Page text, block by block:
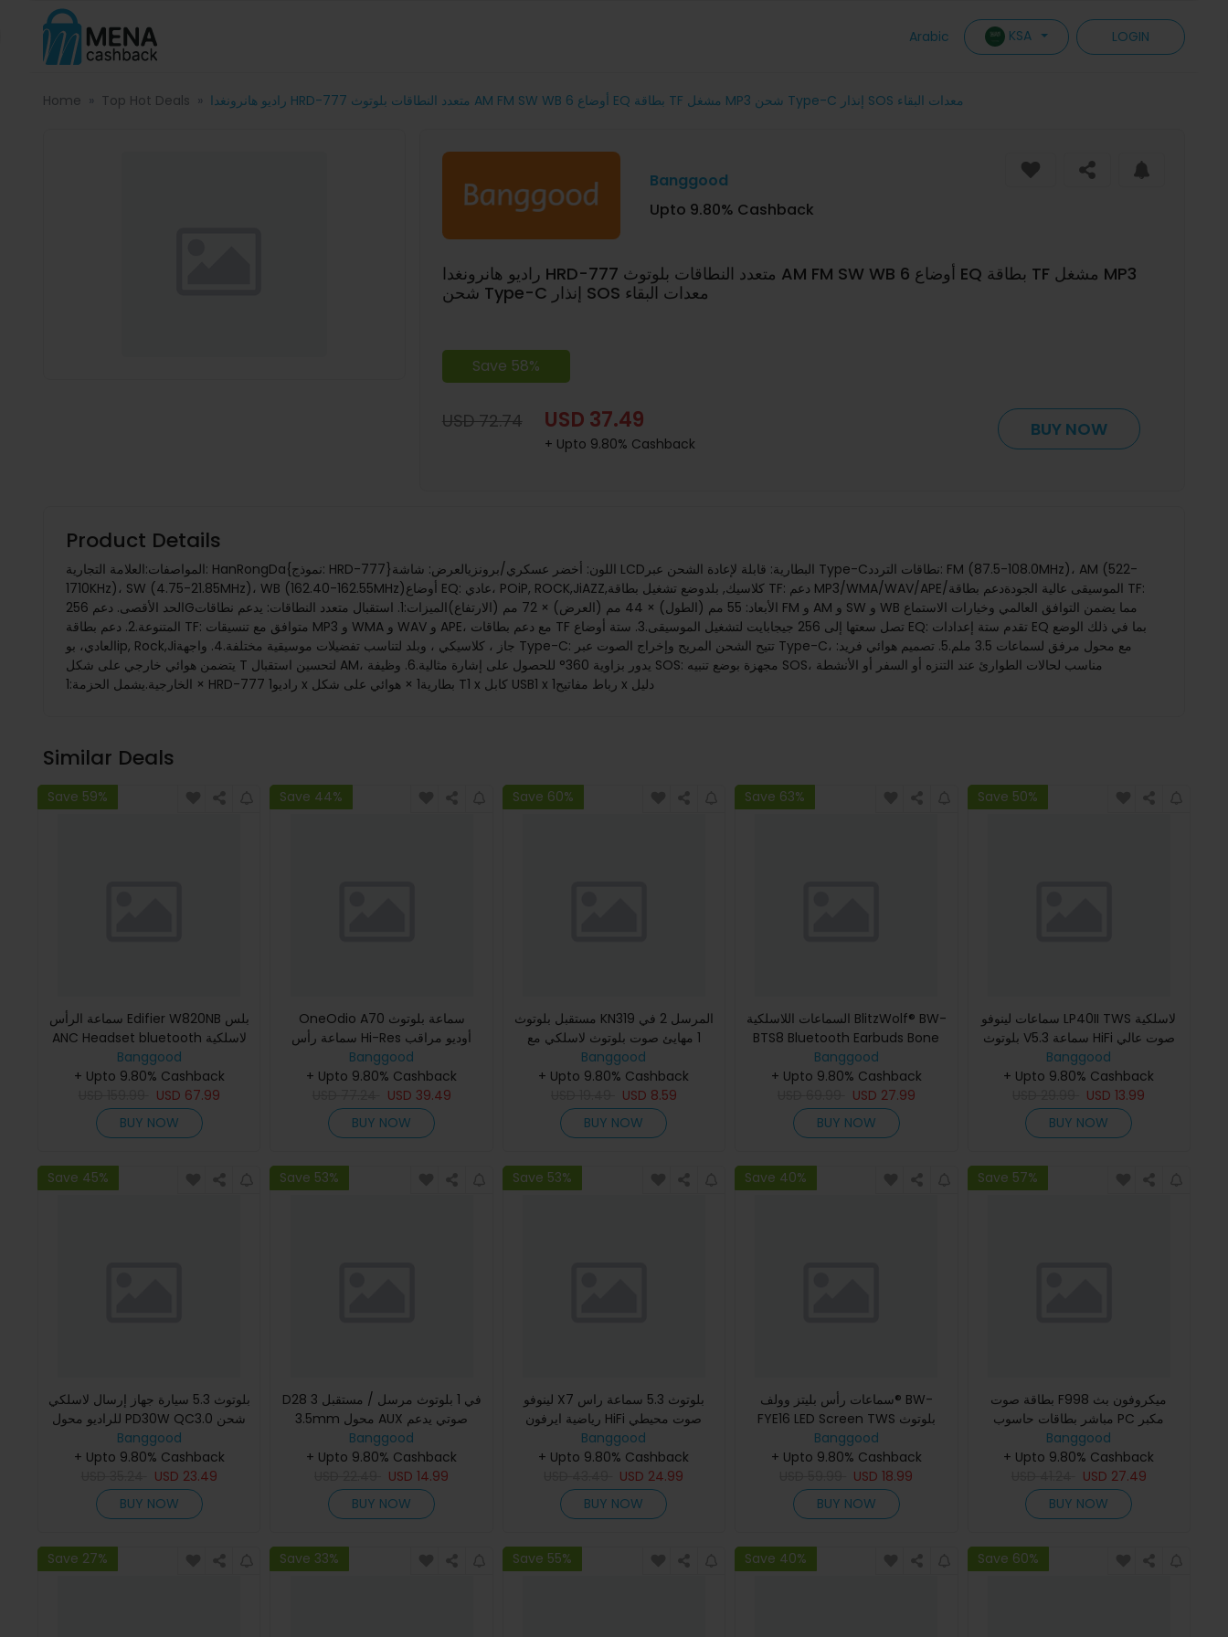
Arabic KSA LOGIN
Home Top Hot Deals راديو هانرونغدا HRD-777 متعدد النطاقات بلوتوث AM FM SW WB 6 أوضاع EQ بطاقة TF مشغل MP3 شحن Type-C إنذار SOS معدات البقاء
Banggood
Upto 9.80% Cashback
راديو هانرونغدا HRD-777 متعدد النطاقات بلوتوث AM FM SW WB 6 أوضاع EQ بطاقة TF مشغل MP3
شحن Type-C إنذار SOS معدات البقاء
Save 58%
USD 72.74 USD 37.49
+ Upto 9.80% Cashback
BUY NOW
Product Details
المواصفات:العلامة التجارية: HanRongDa{نموذج: HRD-777}اللون: أخضر عسكري/برونزيالعرض: شاشة LCDالبطارية: قابلة لإعادة الشحن عبر Type-Cنطاقات التردد: FM (87.5-108.0MHz)، AM (522-
1710KHz)، SW (4.75-21.85MHz)، WB (162.40-162.55MHz)أوضاع EQ: عادي، POiP, ROCK,JiAZZ,كلاسيك, بلدوضع تشغيل بطاقة TF: دعم MP3/WMA/WAV/APE/الموسيقى عالية الجودةدعم بطاقة TF:
الحد الأقصى. دعم 256Gالأبعاد: 55 مم (الطول) × 44 مم (العرض) × 72 مم (الارتفاع)الميزات:1. استقبال متعدد النطاقات: يدعم نطاقات FM و AM و SW و WB مما يضمن التوافق العالمي وخيارات الاستماع
المتنوعة.2. دعم بطاقة TF: متوافق مع تنسيقات MP3 و WMA و WAV و APE، مع دعم بطاقات TF تصل سعتها إلى 256 جيجابايت لتشغيل الموسيقى.3. ستة أوضاع EQ: تقدم ستة إعدادات EQ بما في ذلك الوضع
العادي، بوip, Rock,Jiجاز ، كلاسيكي ، وبلد لتناسب تفضيلات موسيقية مختلفة.4. واجهة Type-C: تتيح الشحن المريح وإخراج الصوت عبر Type-C، مع محول مرفق لسماعات 3.5 ملم.5. تصميم هوائي فريد:
يتضمن هوائي خارجي على شكل T لتحسين استقبال AM، يدور بزاوية 360° للحصول على إشارة مثالية.6. وظيفة SOS: مجهزة بوضع تنبيه SOS، مناسب لحالات الطوارئ عند التنزه أو السفر أو الأنشطة
الخارجية.يشمل الحزمة:1 × HRD-777 راديو1 x بطارية1 × هوائي على شكل T1 x كابل USB1 x رباط مفاتيح1 x دليل
Similar Deals
Save 59%
سماعة الرأس Edifier W820NB بلس
ANC Headset bluetooth لاسلكية
سماعة ضوضاء نشطة Hi-Res ستيريو
مزدوج LADC Codec سماعات منخف
Banggood
+ Upto 9.80% Cashback
USD 67.99
BUY NOW
Save 44%
OneOdio A70 سماعة بلوتوث
سماعة رأس Hi-Res أوديو مراقب
استوديو محترف سماعات DJ سماعات
3.5 ملم و 6.35 ملم سماعة رأس
لاسلكي
Banggood
+ Upto 9.80% Cashback
USD 39.49
BUY NOW
Save 60%
مستقبل بلوتوث KN319 المرسل 2 في
1 مهايئ صوت بلوتوث لاسلكي مع
التلفزيون السيارة والكمبيوتر الش
Banggood
+ Upto 9.80% Cashback
USD 8.59
BUY NOW
Save 63%
السماعات اللاسلكية BlitzWolf® BW-
BTS8 Bluetooth Earbuds Bone
Conduction الشامل فيها 32
جيجابايت ذاكرة IPX8 مضادة للماء و
Banggood
+ Upto 9.80% Cashback
USD 27.99
BUY NOW
Save 50%
سماعات لينوفو LP40II TWS لاسلكية
بلوتوث V5.3 سماعة HiFi صوت عالي
الجودة للمكالمات الموسيقى الرياضية
سماعات الرأس المحمول
Banggood
+ Upto 9.80% Cashback
USD13.99
BUY NOW
Save 45%
بلوتوث 5.3 سيارة جهاز إرسال لاسلكي
للراديو محول PD30W QC3.0 شحن
سريع للسيارة MP3 U قرص مشغل
موسيقى HiFi ملحقات
Banggood
+ Upto 9.80% Cashback
USD 23.49
BUY NOW
Save 53%
D28 3 في 1 بلوتوث مرسل / مستقبل
3.5mm محول AUX صوتي يدعم
للسيارة
Banggood
+ Upto 9.80% Cashback
USD14.99
BUY NOW
Save 53%
لينوفو X7 بلوتوث 5.3 سماعة راس
رياضية ايرفون HiFi صوت محيطي
360 درجة مرنة مقاومة للماء IP68 مع
هوك للأذن و ميكروفون
Banggood
+ Upto 9.80% Cashback
USD 24.99
BUY NOW
Save 40%
سماعات رأس بليتز وولف® BW-
FYE16 LED Screen TWS بلوتوث
مزودة بشاشة ملونة تعمل باللمس
تقنية قمع الضوضاء النشطة مع عمر
بطار
Banggood
+ Upto 9.80% Cashback
USD18.99
BUY NOW
Save 57%
بطاقة صوت F998 ميكروفون بث
مباشر بطاقات حاسوب PC مكبر
صوت استديو احترافي ملحقات
Banggood
+ Upto 9.80% Cashback
USD 27.49
BUY NOW
Save 27% Save 33% Save 55% Save 40% Save 60%